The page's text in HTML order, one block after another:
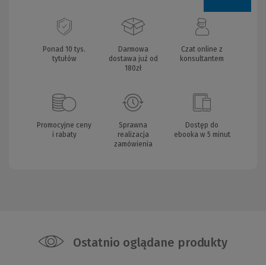
Ponad 10 tys.
tytułów
Darmowa
dostawa już od
180zł
Czat online z
konsultantem
Promocyjne ceny
i rabaty
Sprawna
realizacja
zamówienia
Dostęp do
ebooka w 5 minut
Ostatnio oglądane produkty